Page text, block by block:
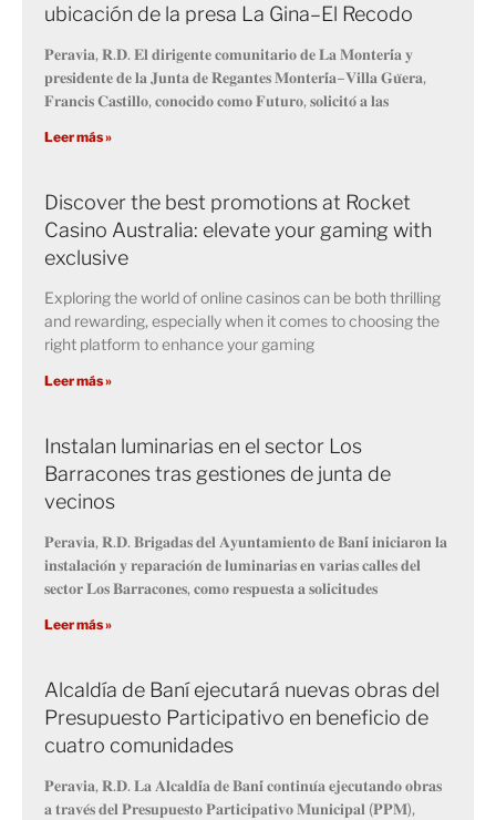
ubicación de la presa La Gina–El Recodo
𝐏𝐞𝐫𝐚𝐯𝐢𝐚, 𝐑.𝐃. 𝐄𝐥 𝐝𝐢𝐫𝐢𝐠𝐞𝐧𝐭𝐞 𝐜𝐨𝐦𝐮𝐧𝐢𝐭𝐚𝐫𝐢𝐨 𝐝𝐞 𝐋𝐚 𝐌𝐨𝐧𝐭𝐞𝐫𝐢́𝐚 𝐲
𝐩𝐫𝐞𝐬𝐢𝐝𝐞𝐧𝐭𝐞 𝐝𝐞 𝐥𝐚 𝐉𝐮𝐧𝐭𝐚 𝐝𝐞 𝐑𝐞𝐠𝐚𝐧𝐭𝐞𝐬 𝐌𝐨𝐧𝐭𝐞𝐫𝐢́𝐚–𝐕𝐢𝐥𝐥𝐚 𝐆𝐮̈𝐞𝐫𝐚,
𝐅𝐫𝐚𝐧𝐜𝐢𝐬 𝐂𝐚𝐬𝐭𝐢𝐥𝐥𝐨, 𝐜𝐨𝐧𝐨𝐜𝐢𝐝𝐨 𝐜𝐨𝐦𝐨 𝐅𝐮𝐭𝐮𝐫𝐨, 𝐬𝐨𝐥𝐢𝐜𝐢𝐭𝐨́ 𝐚 𝐥𝐚𝐬
Leer más »
Discover the best promotions at Rocket
Casino Australia: elevate your gaming with
exclusive
Exploring the world of online casinos can be both thrilling
and rewarding, especially when it comes to choosing the
right platform to enhance your gaming
Leer más »
Instalan luminarias en el sector Los
Barracones tras gestiones de junta de
vecinos
𝐏𝐞𝐫𝐚𝐯𝐢𝐚, 𝐑.𝐃. 𝐁𝐫𝐢𝐠𝐚𝐝𝐚𝐬 𝐝𝐞𝐥 𝐀𝐲𝐮𝐧𝐭𝐚𝐦𝐢𝐞𝐧𝐭𝐨 𝐝𝐞 𝐁𝐚𝐧𝐢́ 𝐢𝐧𝐢𝐜𝐢𝐚𝐫𝐨𝐧 𝐥𝐚
𝐢𝐧𝐬𝐭𝐚𝐥𝐚𝐜𝐢𝐨́𝐧 𝐲 𝐫𝐞𝐩𝐚𝐫𝐚𝐜𝐢𝐨́𝐧 𝐝𝐞 𝐥𝐮𝐦𝐢𝐧𝐚𝐫𝐢𝐚𝐬 𝐞𝐧 𝐯𝐚𝐫𝐢𝐚𝐬 𝐜𝐚𝐥𝐥𝐞𝐬 𝐝𝐞𝐥
𝐬𝐞𝐜𝐭𝐨𝐫 𝐋𝐨𝐬 𝐁𝐚𝐫𝐫𝐚𝐜𝐨𝐧𝐞𝐬, 𝐜𝐨𝐦𝐨 𝐫𝐞𝐬𝐩𝐮𝐞𝐬𝐭𝐚 𝐚 𝐬𝐨𝐥𝐢𝐜𝐢𝐭𝐮𝐝𝐞𝐬
Leer más »
Alcaldía de Baní ejecutará nuevas obras del
Presupuesto Participativo en beneficio de
cuatro comunidades
𝐏𝐞𝐫𝐚𝐯𝐢𝐚, 𝐑.𝐃. 𝐋𝐚 𝐀𝐥𝐜𝐚𝐥𝐝𝐢́𝐚 𝐝𝐞 𝐁𝐚𝐧𝐢́ 𝐜𝐨𝐧𝐭𝐢𝐧𝐮́𝐚 𝐞𝐣𝐞𝐜𝐮𝐭𝐚𝐧𝐝𝐨 𝐨𝐛𝐫𝐚𝐬
𝐚 𝐭𝐫𝐚𝐯𝐞́𝐬 𝐝𝐞𝐥 𝐏𝐫𝐞𝐬𝐮𝐩𝐮𝐞𝐬𝐭𝐨 𝐏𝐚𝐫𝐭𝐢𝐜𝐢𝐩𝐚𝐭𝐢𝐯𝐨 𝐌𝐮𝐧𝐢𝐜𝐢𝐩𝐚𝐥 (𝐏𝐏𝐌),